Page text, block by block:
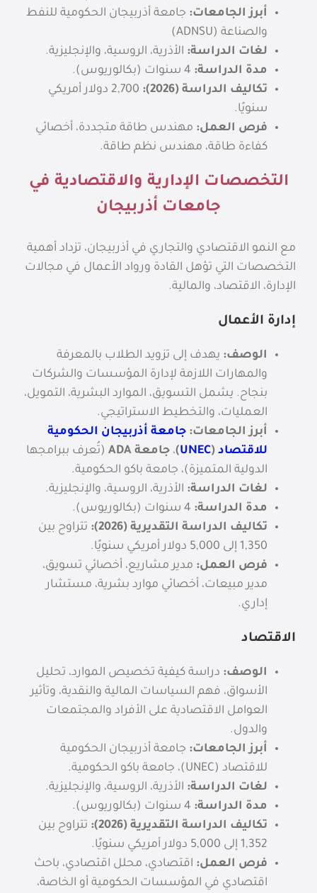
أبرز الجامعات: جامعة أذربيجان الحكومية للنفط
والصناعة (ADNSU)
لغات الدراسة: الأذرية، الروسية، والإنجليزية.
مدة الدراسة:
تكاليف الدراسة (2026):
2,700 دولار أمريكي
سنويًا.
فرص العمل: مهندس طاقة متجددة، أخصائي
كفاءة طاقة، مهندس نظم طاقة.
التخصصات الإدارية والاقتصادية في
جامعات أذربيجان
مع النمو الاقتصادي والتجاري في أذربيجان، تزداد أهمية
التخصصات التي تؤهل القادة ورواد الأعمال في مجالات
الإدارة، الاقتصاد، والمالية.
إدارة الأعمال
الوصف: يهدف إلى تزويد الطلاب بالمعرفة
والمهارات اللازمة لإدارة المؤسسات والشركات
بنجاح. يشمل التسويق، الموارد البشرية، التمويل،
العمليات، والتخطيط الاستراتيجي.
أبرز الجامعات: جامعة أذربيجان الحكومية
للاقتصاد (
UNEC
)، جامعة ADA
(تُعرف ببرامجها
الدولية المتميزة)، جامعة باكو الحكومية.
لغات الدراسة: الأذرية، الروسية، والإنجليزية.
مدة الدراسة:
تكاليف الدراسة التقديرية (2026):
تتراوح بين
1,350 إلى 5,000 دولار أمريكي سنويًا.
فرص العمل: مدير مشاريع، أخصائي تسويق،
مدير مبيعات، أخصائي موارد بشرية، مستشار
إداري.
الاقتصاد
الوصف: دراسة كيفية تخصيص الموارد، تحليل
الأسواق، فهم السياسات المالية والنقدية، وتأثير
العوامل الاقتصادية على الأفراد والمجتمعات
والدول.
أبرز الجامعات: جامعة أذربيجان الحكومية
للاقتصاد (UNEC)، جامعة باكو الحكومية.
لغات الدراسة: الأذرية، الروسية، والإنجليزية.
مدة الدراسة:
تكاليف الدراسة التقديرية (2026):
تتراوح بين
1,352 إلى 5,000 دولار أمريكي سنويًا.
فرص العمل: اقتصادي، محلل اقتصادي، باحث
اقتصادي في المؤسسات الحكومية أو الخاصة،